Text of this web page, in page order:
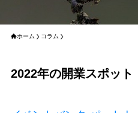
ホーム コラム
2022年の開業スポット